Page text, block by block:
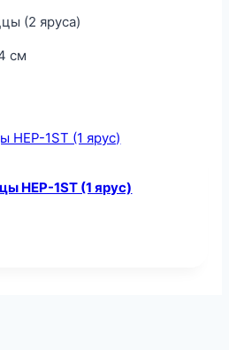
(2 яруса)
см
HEP-1ST (1 ярус)